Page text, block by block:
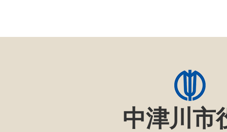
中津川市